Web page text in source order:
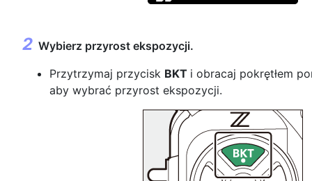
Wybierz przyrost ekspozycji.
Przytrzymaj przycisk BKT i obracaj pokrętłem
aby wybrać przyrost ekspozycji.